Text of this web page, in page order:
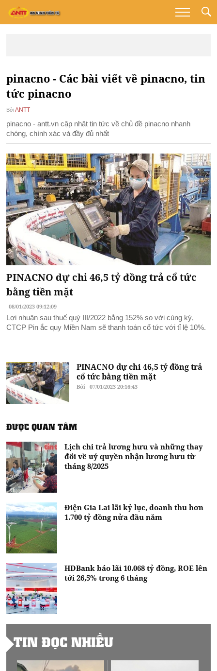
pinacno - Các bài viết về pinacno, tin
tức pinacno
Bởi ANTT
pinacno - antt.vn cập nhật tin tức về chủ đề pinacno nhanh
chóng, chính xác và đầy đủ nhất
PINACNO dự chi 46,5 tỷ đồng trả cổ tức
bằng tiền mặt
08/01/2023 09:12:09
Lợi nhuận sau thuế quý III/2022 bằng 152% so với cùng kỳ,
CTCP Pin ắc quy Miền Nam sẽ thanh toán cổ tức với tỉ lệ 10%.
PINACNO dự chi 46,5 tỷ đồng trả
cổ tức bằng tiền mặt
Bởi 07/01/2023 20:16:43
ĐƯỢC QUAN TÂM
Lịch chi trả lương hưu và những thay
đổi về uỷ quyền nhận lương hưu từ
tháng 8/2025
Điện Gia Lai lãi kỷ lục, doanh thu hơn
1.700 tỷ đồng nửa đầu năm
HDBank báo lãi 10.068 tỷ đồng, ROE lên
tới 26,5% trong 6 tháng
TIN ĐỌC NHIỀU